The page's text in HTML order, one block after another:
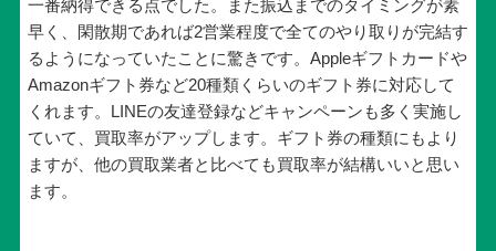
一番納得できる点でした。また振込までのタイミングが素
早く、閑散期であれば2営業程度で全てのやり取りが完結す
るようになっていたことに驚きです。Appleギフトカードや
Amazonギフト券など20種類くらいのギフト券に対応して
くれます。LINEの友達登録などキャンペーンも多く実施し
ていて、買取率がアップします。ギフト券の種類にもより
ますが、他の買取業者と比べても買取率が結構いいと思い
ます。